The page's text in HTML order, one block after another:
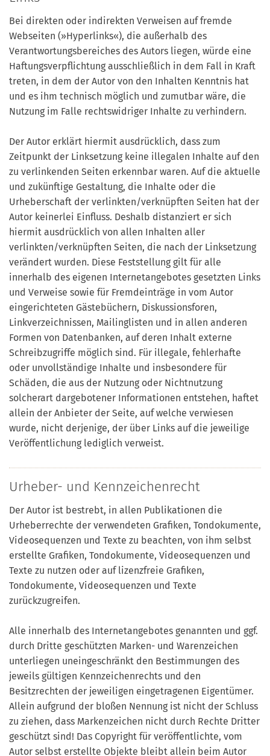
Bei direkten oder indirekten Verweisen auf fremde
Webseiten (»Hyperlinks«), die außerhalb des
Verantwortungsbereiches des Autors liegen, würde eine
Haftungsverpflichtung ausschließlich in dem Fall in Kraft
treten, in dem der Autor von den Inhalten Kenntnis hat
und es ihm technisch möglich und zumutbar wäre, die
Nutzung im Falle rechtswidriger Inhalte zu verhindern.
Der Autor erklärt hiermit ausdrücklich, dass zum
Zeitpunkt der Linksetzung keine illegalen Inhalte auf den
zu verlinkenden Seiten erkennbar waren. Auf die aktuelle
und zukünftige Gestaltung, die Inhalte oder die
Urheberschaft der verlinkten/verknüpften Seiten hat der
Autor keinerlei Einfluss. Deshalb distanziert er sich
hiermit ausdrücklich von allen Inhalten aller
verlinkten/verknüpften Seiten, die nach der Linksetzung
verändert wurden. Diese Feststellung gilt für alle
innerhalb des eigenen Internetangebotes gesetzten Links
und Verweise sowie für Fremdeinträge in vom Autor
eingerichteten Gästebüchern, Diskussionsforen,
Linkverzeichnissen, Mailinglisten und in allen anderen
Formen von Datenbanken, auf deren Inhalt externe
Schreibzugriffe möglich sind. Für illegale, fehlerhafte
oder unvollständige Inhalte und insbesondere für
Schäden, die aus der Nutzung oder Nichtnutzung
solcherart dargebotener Informationen entstehen, haftet
allein der Anbieter der Seite, auf welche verwiesen
wurde, nicht derjenige, der über Links auf die jeweilige
Veröffentlichung lediglich verweist.
Urheber- und Kennzeichenrecht
Der Autor ist bestrebt, in allen Publikationen die
Urheberrechte der verwendeten Grafiken, Tondokumente,
Videosequenzen und Texte zu beachten, von ihm selbst
erstellte Grafiken, Tondokumente, Videosequenzen und
Texte zu nutzen oder auf lizenzfreie Grafiken,
Tondokumente, Videosequenzen und Texte
zurückzugreifen.
Alle innerhalb des Internetangebotes genannten und ggf.
durch Dritte geschützten Marken- und Warenzeichen
unterliegen uneingeschränkt den Bestimmungen des
jeweils gültigen Kennzeichenrechts und den
Besitzrechten der jeweiligen eingetragenen Eigentümer.
Allein aufgrund der bloßen Nennung ist nicht der Schluss
zu ziehen, dass Markenzeichen nicht durch Rechte Dritter
geschützt sind! Das Copyright für veröffentlichte, vom
Autor selbst erstellte Objekte bleibt allein beim Autor